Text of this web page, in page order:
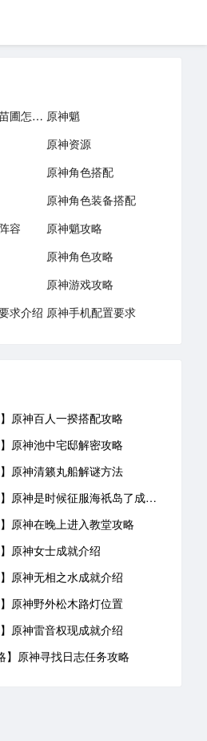
原神塞西莉亚苗圃怎么开 原神魈
原神资源
原神角色搭配
原神角色装备搭配
容
原神魈攻略
原神角色攻略
原神游戏攻略
求介绍 原神手机配置要求
原神百人一揆搭配攻略
原神池中宅邸解密攻略
原神清籁丸船解谜方法
4. 【原神攻略】原神是时候征服海祇岛了成就攻略
原神在晚上进入教堂攻略
原神女士成就介绍
原神无相之水成就介绍
原神野外松木路灯位置
原神雷音权现成就介绍
】原神寻找日志任务攻略